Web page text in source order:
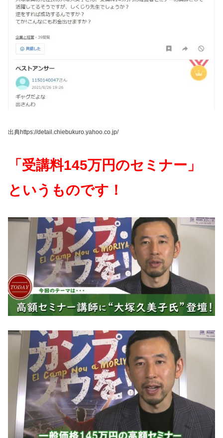
出典https://detail.chiebukuro.yahoo.co.jp/
「受講料145万円のセミナー」
というものです！